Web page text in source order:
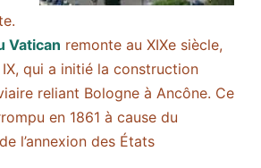
Vatican remonte au XIXe siècle,
qui a initié la construction
reliant Bologne à Ancône. Ce
en 1861 à cause du
l’annexion des États